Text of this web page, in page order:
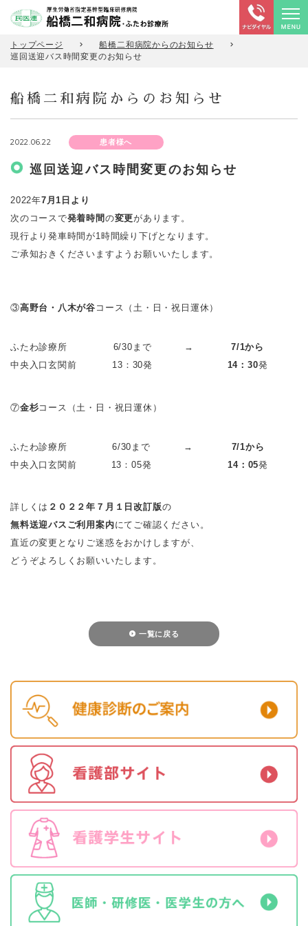
トップページ
船橋二和病院からのお知らせ
巡回送迎バス時間変更のお知らせ
船橋二和病院からのお知らせ
2022.06.22 患者様へ
巡回送迎バス時間変更のお知らせ
2022年7 月1 日より
次のコースで発着時間 の変更があります。
現行より発車時間が1時間繰り下げとなります。
ご承知おきくださいますようお願いいたします。
③高野台・八木が谷 コース（土・日・祝日運休）
ふたわ診療所
中央入口玄関前
6/30まで
13： 30発
→
7/1から
14 ： 30発
⑦金杉コース（土・日・祝日運休）
ふたわ診療所
中央入口玄関前
6/30まで
13： 05発
→
7/1から
14： 05発
詳しくは ２０２２年７月１日改訂版の
無料送迎バスご利用案内にてご確認ください。
直近の変更となりご迷惑をおかけしますが、
どうぞよろしくお願いいたします。
一覧に戻る